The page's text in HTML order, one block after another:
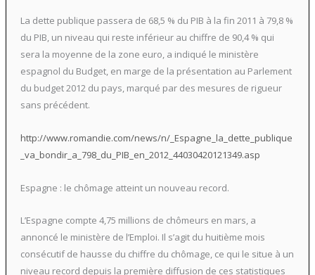
La dette publique passera de 68,5 % du PIB à la fin 2011 à 79,8 %
du PIB, un niveau qui reste inférieur au chiffre de 90,4 % qui
sera la moyenne de la zone euro, a indiqué le ministère
espagnol du Budget, en marge de la présentation au Parlement
du budget 2012 du pays, marqué par des mesures de rigueur
sans précédent.
http://www.romandie.com/news/n/_Espagne_la_dette_publique
_va_bondir_a_798_du_PIB_en_2012_44030420121349.asp
Espagne : le chômage atteint un nouveau record.
L’Espagne compte 4,75 millions de chômeurs en mars, a
annoncé le ministère de l’Emploi. Il s’agit du huitième mois
consécutif de hausse du chiffre du chômage, ce qui le situe à un
niveau record depuis la première diffusion de ces statistiques